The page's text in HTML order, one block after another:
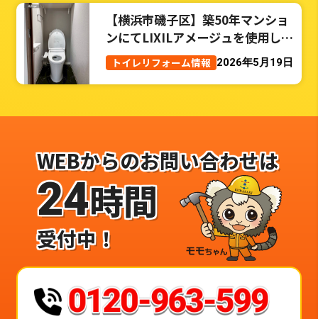
【横浜市磯子区】築50年マンショ
ンにてLIXILアメージュを使用した
トイレリフォーム事例
トイレリフォーム情報 2026年5月19日
WEBからのお問い合わせは
24時間
受付中！